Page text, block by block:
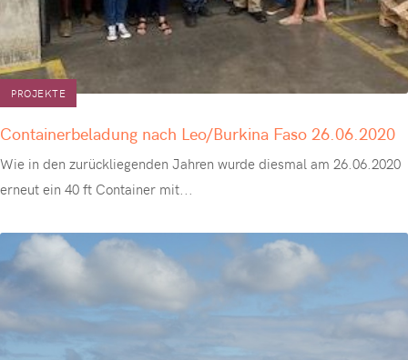
PROJEKTE
Containerbeladung nach Leo/Burkina Faso 26.06.2020
Wie in den zurückliegenden Jahren wurde diesmal am 26.06.2020
erneut ein 40 ft Container mit